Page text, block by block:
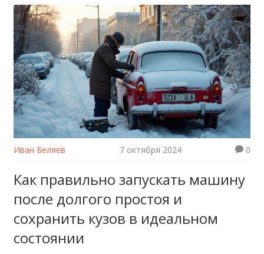
проверки и поддерживать тормозную систему в
отличном состоянии. Также обсуждаются
признаки изношенных колодок и важность
своевременной замены.
Иван Беляев 7 октября 2024 0
Как правильно запускать машину
после долгого простоя и
сохранить кузов в идеальном
состоянии